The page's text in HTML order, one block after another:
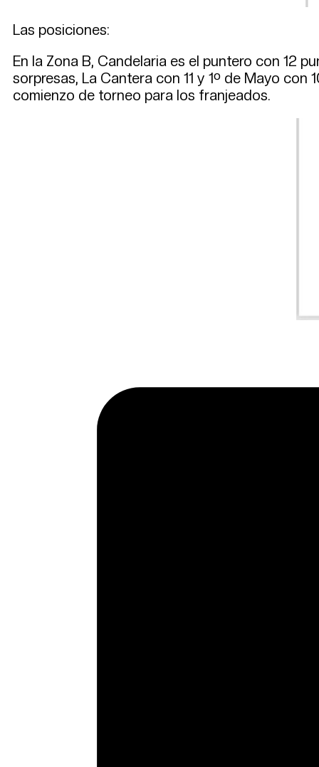
Las posiciones:
En la Zona B, Candelaria es el puntero con 12
sorpresas, La Cantera con 11 y 1º de Mayo
comienzo de torneo para los franjeados.